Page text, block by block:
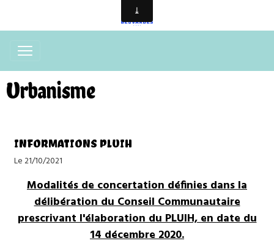
Urbanisme
INFORMATIONS PLUIH
Le 21/10/2021
Modalités de concertation définies dans la
délibération du Conseil Communautaire
prescrivant l'élaboration du PLUIH, en date du
14 décembre 2020.